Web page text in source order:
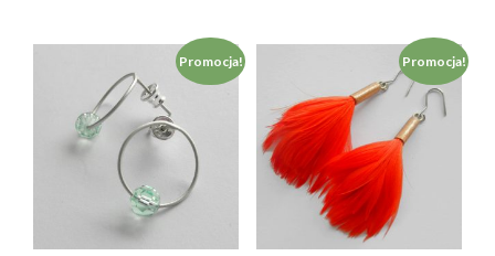
Promocja! Promocja!